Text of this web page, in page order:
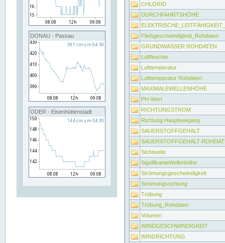
DONAU - Passau
ODER - Eisenhüttenstadt
CHLORID
DURCHFAHRTSHÖHE
Fließgeschwindigkeit_Rohdaten
GRUNDWASSER ROHDATEN
Luftfeuchte
Lufttemperatur
Lufttemperatur Rohdaten
MAXIMALEWELLENHÖHE
PH-Wert
RICHTUNGSTROM
Richtung Hauptseegang
SAUERSTOFFGEHALT
SAUERSTOFFGEHALT
Sichtweite
SignifikanteWellenhöhe
Strömungsgeschwindigkeit
Strömungsrichtung
Trübung
Trübung_Rohdaten
Volumen
WINDGESCHWINDIGKEIT
WINDRICHTUNG